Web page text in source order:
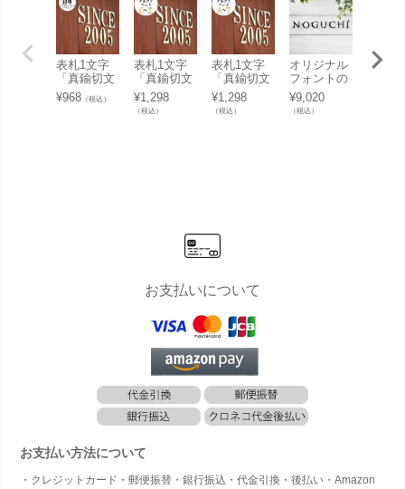
表札1文字
「真鍮切文
字 記号 コ
ンマ（カン
¥968（税込）
表札1文字
「真鍮切文
字 アルファ
ベット（英
字） U～
¥1,298
（税込）
表札1文字
「真鍮切文
字 アルファ
ベット（英
字） A～
¥1,298
（税込）
オリジナル
フォントの
表札 「切り
文字表札 ミ
エル （アル
¥9,020
（税込）
オリ
お支払いについて
お支払い方法について
・クレジットカード・郵便振替・銀行振込・代金引換・後払い・Amazon